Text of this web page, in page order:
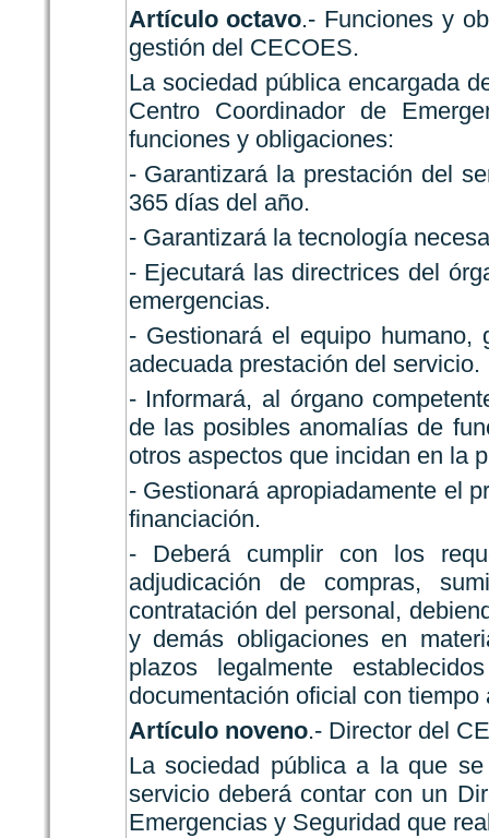
Artículo octavo.- Funciones y
gestión del CECOES.
La sociedad pública encargada
Centro Coordinador de
funciones y obligaciones:
- Garantizará la prestación del
365 días del año.
- Garantizará la tecnología
- Ejecutará las directrices del
emergencias.
- Gestionará el equipo humano,
adecuada prestación del servicio.
- Informará, al órgano
de las posibles anomalías de
otros aspectos que incidan en la
- Gestionará apropiadamente el
financiación.
- Deberá cumplir con los
adjudicación de compras,
contratación del personal,
y demás obligaciones en
plazos legalmente
documentación oficial con tiempo
Artículo noveno.- Director del
La sociedad pública a la que
servicio deberá contar con un
Emergencias y Seguridad que